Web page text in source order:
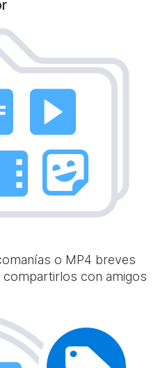
o MP4 breves
con amigos